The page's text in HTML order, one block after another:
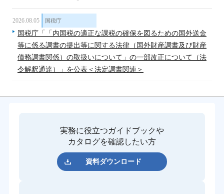
2026.08.05 国税庁
国税庁「「内国税の適正な課税の確保を図るための国外送金
等に係る調書の提出等に関する法律（国外財産調書及び財産
債務調書関係）の取扱いについて」の一部改正について（法
令解釈通達）」を公表＜法定調書関連＞
実務に役立つガイドブックや
カタログを確認したい方
資料ダウンロード